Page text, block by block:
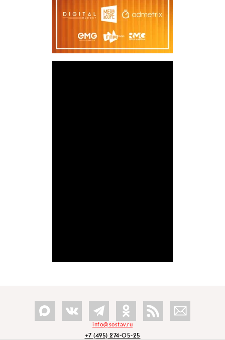
info@sostav.ru
+7 (495) 274-05-25